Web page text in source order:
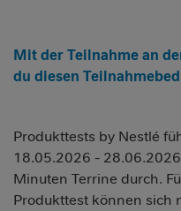
Mit der Teilnahme an
du diesen
Produkttests by Nestlé
18.05.2026 -
Minuten Terrine durch.
Produkttest können sich